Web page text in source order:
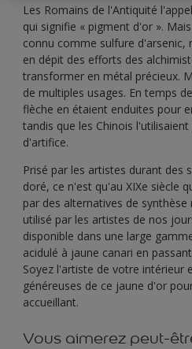
Les Romains de l'Antiquité
qui signifie « pigment d'or ».
connu comme sulfure d'arsenic,
en dépit des efforts des
transformer en métal précieux.
de multiples usages. En temps
flèche en étaient enduites pour
tandis que les Chinois
d'artifice.
Prisé par les artistes durant des
doré, ce n'est qu'au XIXe siècle
par des alternatives de
utilisé par les artistes de nos
disponible dans une large
acidulé à jaune canari en
Soyez l'artiste de votre intérieur
généreuses de ce jaune d'or
accueillant.
Vous aimerez peut-